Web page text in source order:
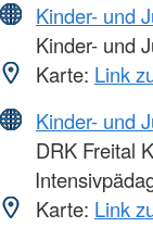
Kinder- und
Kinder- und
Karte: Link
Kinder- und
DRK Freital
Karte: Link